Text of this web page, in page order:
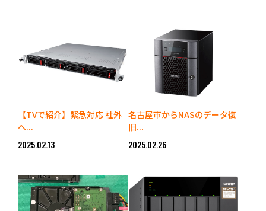
【TVで紹介】緊急対応 社外
へ...
2025.02.13
名古屋市からNASのデータ復
旧...
2025.02.26